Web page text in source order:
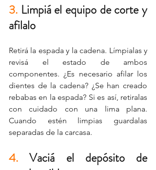
3. Limpiá el equipo de corte y
afilalo
Retirá la espada y la cadena. Límpialas y
revisá el estado de ambos
componentes. ¿Es necesario afilar los
dientes de la cadena? ¿Se han creado
rebabas en la espada? Si es así, retiralas
con cuidado con una lima plana.
Cuando estén limpias guardalas
separadas de la carcasa.
4. Vaciá el depósito de